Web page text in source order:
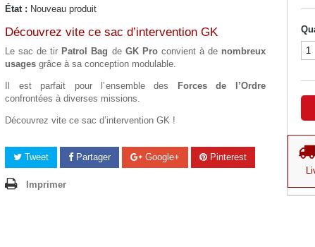
État : Nouveau produit
Découvrez vite ce sac d’intervention GK
Lesac de tir Patrol Bag de GK Proconvient à de nombreux
usages grâce à sa conception modulable.
Il est parfait pour l’ensemble des
Forces de l’Ordre
confrontées à diverses missions.
Découvrez vite ce sac d’intervention GK !
Tweet Partager Google+ Pinterest
Imprimer